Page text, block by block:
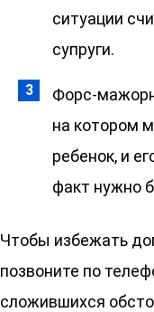
ситуации
супруги.
Форс-
на котором
ребенок, и
факт нужно
Чтобы избежать
позвоните по
сложившихся